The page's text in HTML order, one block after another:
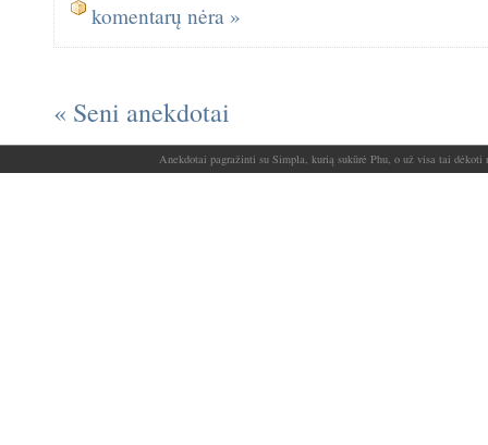
komentarų nėra »
« Seni anekdotai
Anekdotai pagražinti su Simpla, kurią sukūrė Phu, o už visa tai